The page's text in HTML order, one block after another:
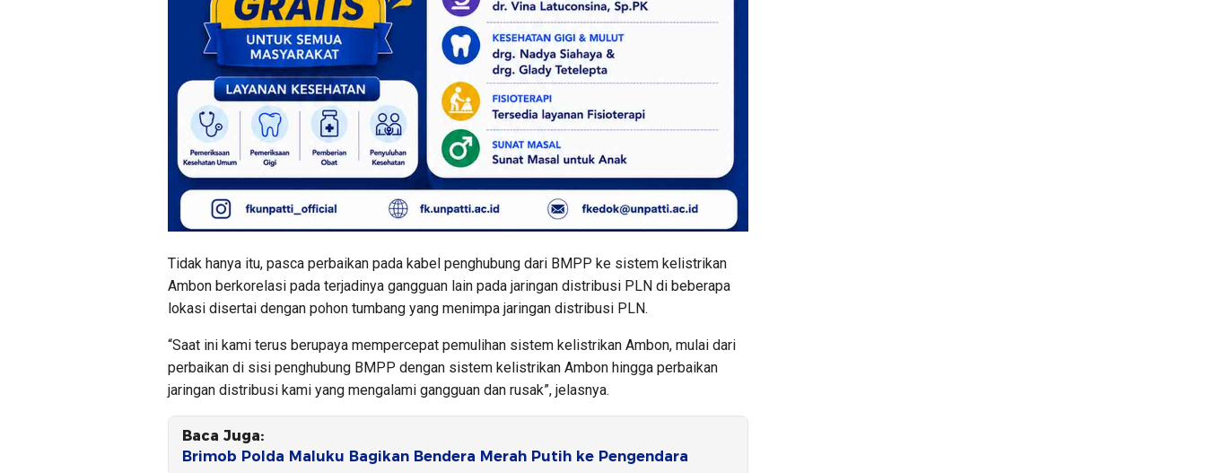
Tidak hanya itu, pasca perbaikan pada kabel penghubung dari BMPP ke sistem kelistrikan
Ambon berkorelasi pada terjadinya gangguan lain pada jaringan distribusi PLN di beberapa
lokasi disertai dengan pohon tumbang yang menimpa jaringan distribusi PLN.
“Saat ini kami terus berupaya mempercepat pemulihan sistem kelistrikan Ambon, mulai dari
perbaikan di sisi penghubung BMPP dengan sistem kelistrikan Ambon hingga perbaikan
jaringan distribusi kami yang mengalami gangguan dan rusak”, jelasnya.
Baca Juga:
Brimob Polda Maluku Bagikan Bendera Merah Putih ke Pengendara